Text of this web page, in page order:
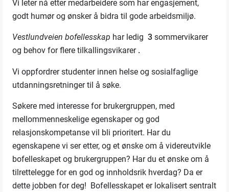
Vi leter nå etter medarbeidere som har engasjement,
godt humør og ønsker å bidra til gode arbeidsmiljø.
Vestlundveien bofellesskap har ledig3 sommervikarer
og behov for flere tilkallingsvikarer.
Vi oppfordrer studenter innen helse og sosialfaglige
utdanningsretninger til å søke.
Søkere med interesse for brukergruppen, med
mellommenneskelige egenskaper og god
relasjonskompetanse vil bli prioritert. Har du
egenskapene vi ser etter, og et ønske om å videreutvikle
bofelleskapet og brukergruppen? Har du et ønske om å
tilrettelegge for en god og innholdsrik hverdag? Da er
dette jobben for deg! Bofellesskapet er lokalisert sentralt